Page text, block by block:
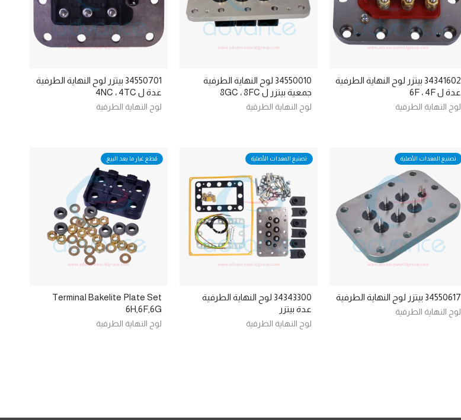
34341602 بيتزر لوح النهاية الطرفية
عدة ل 6F ، 4F
لوح النهاية الطرفية
34550010 لوح النهاية الطرفية
جمعية بيتزر ل 8GC ، 8FC
لوح النهاية الطرفية
34550701 بيتزر لوح النهاية الطرفية
عدة ل 4NC ، 4TC
لوح النهاية الطرفية
تصنيع المعدات الأصلية
34550617 بيتزر لوح النهاية الطرفية
لوح النهاية الطرفية
تصنيع المعدات الأصلية
34343300 لوح النهاية الطرفية
عدة بيتزر
لوح النهاية الطرفية
قطع غيار ما بعد البيع
Terminal Bakelite Plate Set
6H,6F,6G
لوح النهاية الطرفية